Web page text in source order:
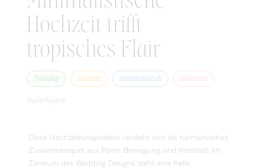
Hochzeit trifft
tropisches Flair
Frühling Sommer minimalistisch
Niederbayern
Diese Hochzeitsinspiration versteht sich als harmonisches
Zusammenspiel aus Form, Bewegung und Kontrast. Im
Zentrum des Wedding Designs steht eine helle,